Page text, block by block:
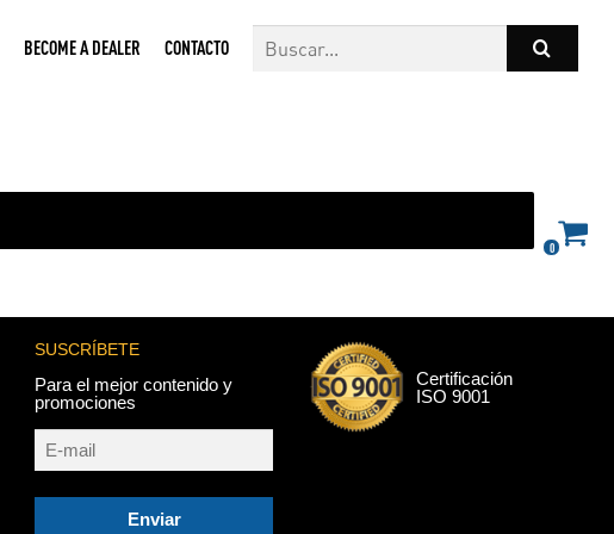
BECOME A DEALER CONTACTO
SUSCRÍBETE
Para el mejor contenido y
promociones
Enviar
Certificación
ISO 9001
0